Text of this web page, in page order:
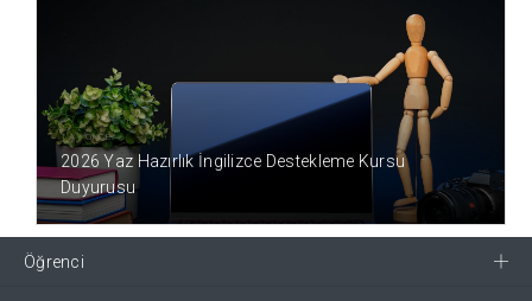
1 AY ÖNCE
2026 Yaz Hazırlık İngilizce Destekleme Kursu
Duyurusu
Öğrenci